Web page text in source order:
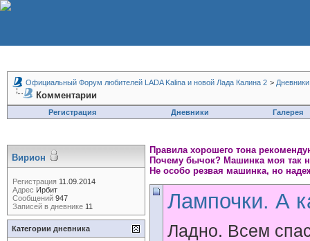
Официальный Форум любителей LADA Kalina и новой Лада Калина 2 > Дневники
Комментарии
Регистрация Дневники Галерея
Правила хорошего тона
Почему бычок? Машинка моя так
Не особо резвая машинка, но
Лампочки. А
Ладно. Всем
Вирион
Регистрация 11.09.2014
Адрес Ирбит
Сообщений 947
Записей в дневнике 11
Категории дневника